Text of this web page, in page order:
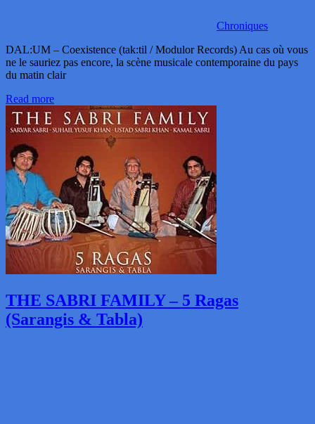
Chroniques
DAL:UM – Coexistence (tak:til / Modulor Records) Au cas où vous
ne le sauriez pas encore, la scène musicale contemporaine du pays
du matin clair
Read more
THE SABRI FAMILY – 5 Ragas
(Sarangis & Tabla)